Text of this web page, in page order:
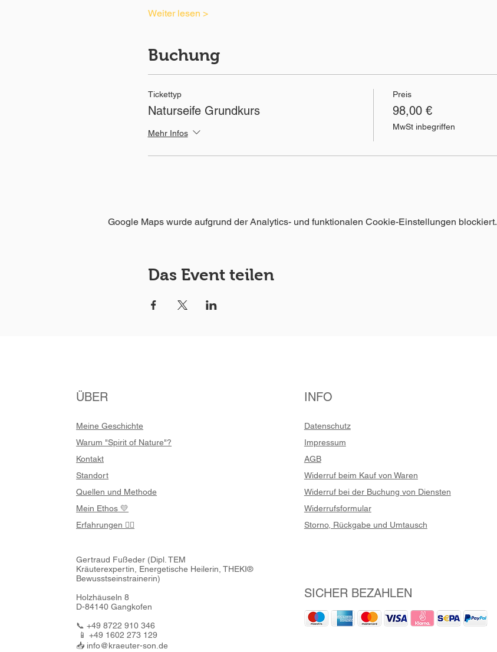
Weiter lesen >
Buchung
Tickettyp
Naturseife Grundkurs
Mehr Infos
Preis
98,00 €
MwSt inbegriffen
Google Maps wurde aufgrund der Analytics- und funktionalen Cookie-Einstellungen blockiert.
Das Event teilen
ÜBER
Meine Geschichte
Warum "Spirit of Nature"?
Kontakt
Standort
Quellen und Methode
Mein Ethos 💛
Erfahrungen 🧚‍♀️
Gertraud Fußeder (Dipl. TEM
Kräuterexpertin, Energetische Heilerin,THEKI®
Bewusstseinstrainerin)
Holzhäuseln 8
D-84140 Gangkofen
📞 +49 8722 910 346
📱 +49 1602 273 129
📥 info@kraeuter-son.de
INFO
Datenschutz
Impressum
AGB
Widerruf beim Kauf von Waren
Widerruf bei der Buchung von Diensten
Widerrufsformular
Storno, Rückgabe und Umtausch
SICHER BEZAHLEN